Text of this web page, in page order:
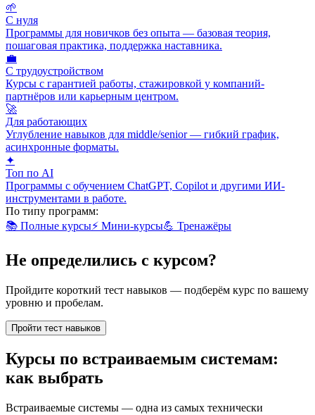
🌱
С нуля
Программы для новичков без опыта — базовая теория,
пошаговая практика, поддержка наставника.
💼
С трудоустройством
Курсы с гарантией работы, стажировкой у компаний-
партнёров или карьерным центром.
🚀
Для работающих
Углубление навыков для middle/senior — гибкий график,
асинхронные форматы.
✦
Топ по AI
Программы с обучением ChatGPT, Copilot и другими ИИ-
инструментами в работе.
По типу программ:
📚 Полные курсы⚡ Мини-курсы💪 Тренажёры
Не определились с курсом?
Пройдите короткий тест навыков — подберём курс по вашему
уровню и пробелам.
Пройти тест навыков
Курсы по встраиваемым системам:
как выбрать
Встраиваемые системы — одна из самых технически